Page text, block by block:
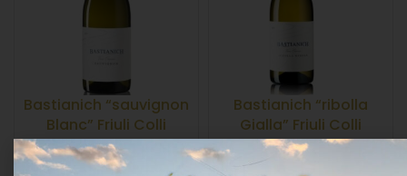
Bastianich “sauvignon
Blanc” Friuli Colli
Orientali Doc 2023 Cl.75
12,5°
Bastianich “ribolla
Gialla” Friuli Colli
Orientali Doc 2024 Cl.75